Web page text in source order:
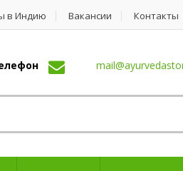
в Индию Вакансии Контакты